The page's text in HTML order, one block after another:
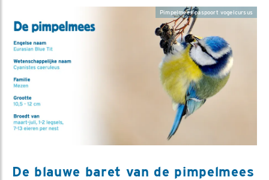
Pimpelmees paspoort vogelcursus
De blauwe baret van de pimpelmees